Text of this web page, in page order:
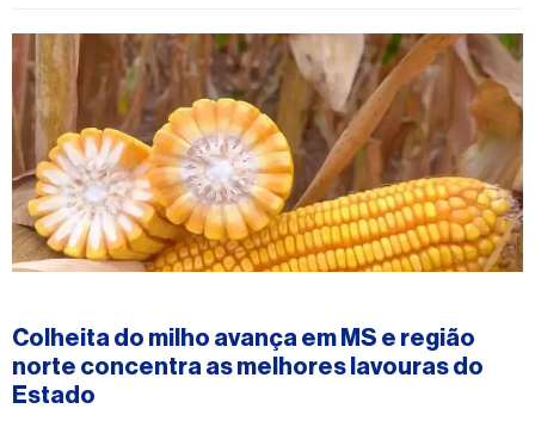
Colheita do milho avança em MS e região
norte concentra as melhores lavouras do
Estado